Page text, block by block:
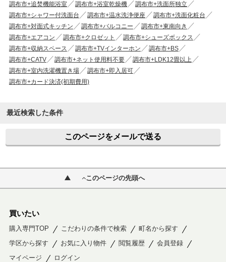
調布市+追焚機能浴室
調布市+浴室乾燥機
調布市+洗面所独立
調布市+シャワー付洗面台
調布市+温水洗浄便座
調布市+洗面化粧台
調布市+対面式キッチン
調布市+バルコニー
調布市+東南向き
調布市+エアコン
調布市+クロゼット
調布市+シューズボックス
調布市+収納スペース
調布市+TVインターホン
調布市+BS
調布市+CATV
調布市+ネット使用料不要
調布市+LDK12畳以上
調布市+室内洗濯機置き場
調布市+即入居可
調布市+カード決済(初期費用)
最近検索した条件
このページをメールで送る
このページの先頭へ
買いたい
購入専門TOP こだわりの条件で検索
町名から探す
学区から探す
お気に入り物件 閲覧履歴
会員登録
マイページ
ログイン